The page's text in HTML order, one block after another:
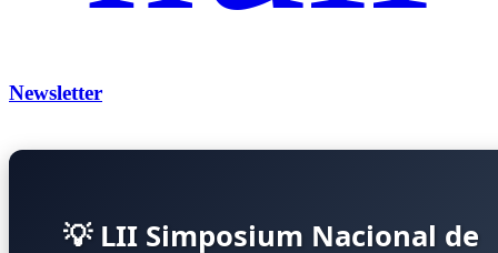
Newsletter
💡 LII Simposium Nacional de